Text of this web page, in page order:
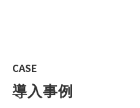
CASE
導入事例